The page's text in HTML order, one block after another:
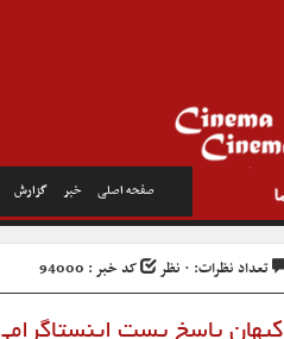
صفحه اصلی خبر گزارش
تعداد نظرات: ۰ نظر کد خبر : 94000
کیهان پاسخ پست